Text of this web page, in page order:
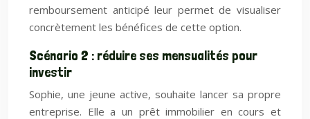
remboursement anticipé leur permet de visualiser
concrètement les bénéfices de cette option.
Scénario 2 : réduire ses mensualités pour
investir
Sophie, une jeune active, souhaite lancer sa propre
entreprise. Elle a un prêt immobilier en cours et